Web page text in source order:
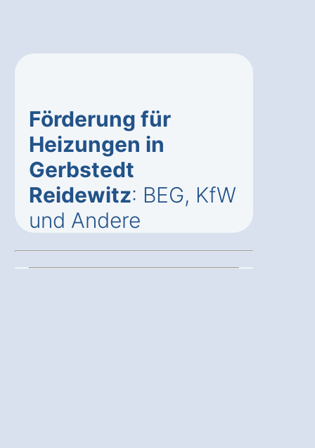
Förderung für
Heizungen in
Gerbstedt
Reidewitz: BEG, KfW
und Andere